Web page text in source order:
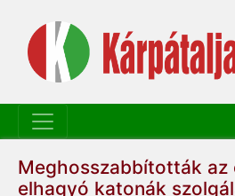
Meghosszabbították az
elhagyó katonák